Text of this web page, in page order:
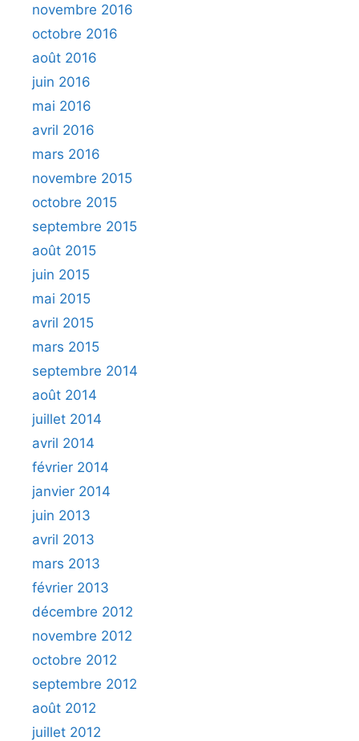
novembre 2016
octobre 2016
août 2016
juin 2016
mai 2016
avril 2016
mars 2016
novembre 2015
octobre 2015
septembre 2015
août 2015
juin 2015
mai 2015
avril 2015
mars 2015
septembre 2014
août 2014
juillet 2014
avril 2014
février 2014
janvier 2014
juin 2013
avril 2013
mars 2013
février 2013
décembre 2012
novembre 2012
octobre 2012
septembre 2012
août 2012
juillet 2012